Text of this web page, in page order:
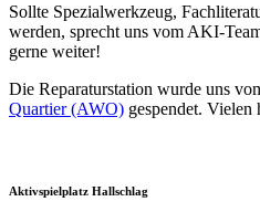
Sollte Spezialwerkzeug,
werden, sprecht uns vom AKI-
gerne weiter!
Die Reparaturstation wurde uns
Quartier (AWO) gespendet.
Aktivspielplatz Hallschlag